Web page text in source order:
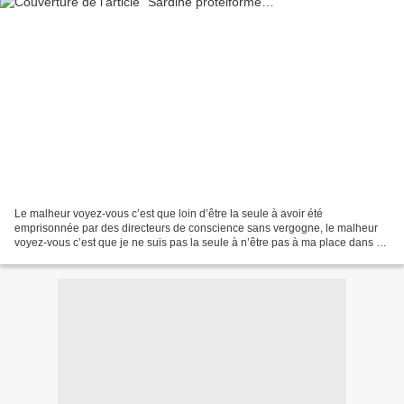
Le malheur voyez-vous c’est que loin d’être la seule à avoir été
emprisonnée par des directeurs de conscience sans vergogne, le malheur
voyez-vous c’est que je ne suis pas la seule à n’être pas à ma place dans ce